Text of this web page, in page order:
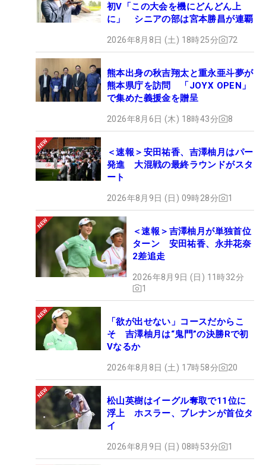
初V「この大会を機にどんどん上
に」 シニアの部は宮本勝昌が連覇
2026年8月8日 (土) 18時25分 72
熊本出身の秋吉翔太と重永亜斗夢が
熊本県庁を訪問 「JOYX OPEN」
で集めた義援金を贈呈
2026年8月6日 (木) 18時43分 8
＜速報＞安田祐香、吉澤柚月はパー
発進 大混戦の最終ラウンドがスタ
ート
2026年8月9日 (日) 09時28分 1
＜速報＞吉澤柚月が単独首位
ターン 安田祐香、永井花奈
2差追走
2026年8月9日 (日) 11時32分
1
「欲が出せない」コースだからこ
そ 吉澤柚月は“鬼門”の決勝Rで初
Vなるか
2026年8月8日 (土) 17時58分 20
松山英樹はイーグル奪取で11位に
浮上 ホスラー、ブレナンが首位タ
イ
2026年8月9日 (日) 08時53分 1